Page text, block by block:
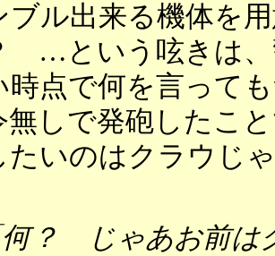
ブル出来る機体を
…という呟きは、
時点で何を言って
無しで発砲したこ
たいのはクラウじ
何？ じゃあお前は